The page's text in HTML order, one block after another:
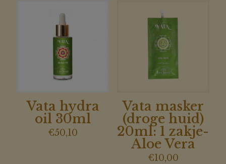
Vata hydra
oil 30ml
€50,10
Vata masker
(droge huid)
20ml: 1 zakje-
Aloe Vera
€10,00